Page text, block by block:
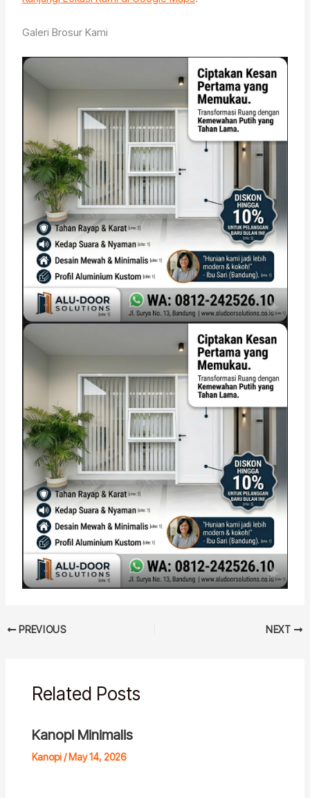
Galeri Brosur Kami
PREVIOUS NEXT
Related Posts
Kanopi Minimalis
Kanopi/May 14, 2026